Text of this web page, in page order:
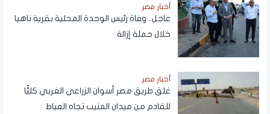
أخبار مصر
عاجل.. وفاة رئيس الوحدة المحلية بقرية ناهيا
خلال حملة إزالة
أخبار مصر
غلق طريق مصر أسوان الزراعي الغربي كليًّا
للقادم من ميدان المنيب تجاه العياط